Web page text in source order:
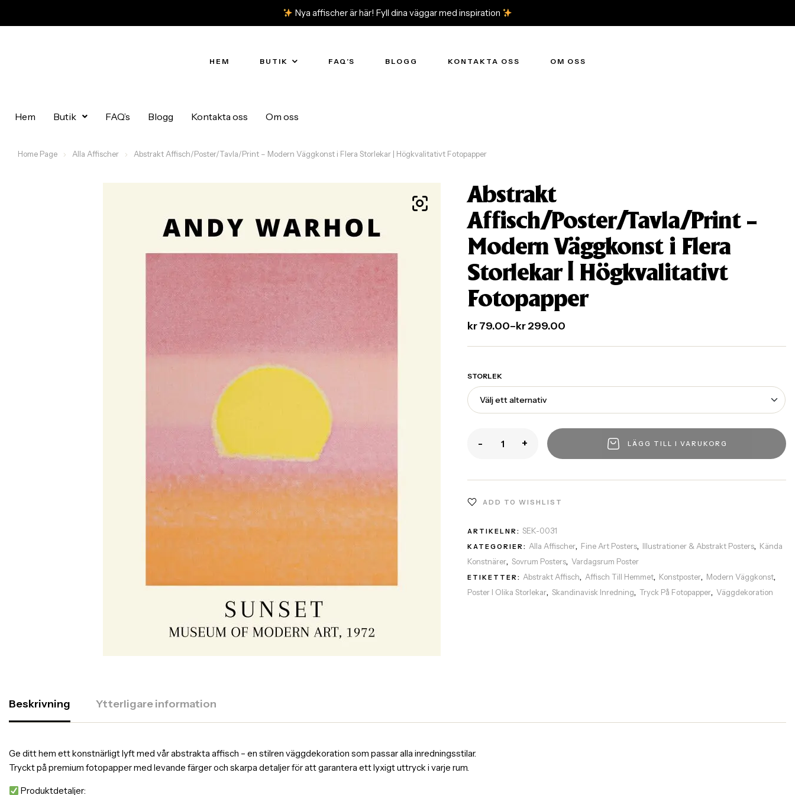
Nya affischer är här! Fyll dina väggar med inspiration
HEM BUTIK FAQ’S BLOGG KONTAKTA OSS OM OSS
Hem Butik FAQ’s Blogg Kontakta oss Om oss
Home Page Alla Affischer Abstrakt Affisch/Poster/Tavla/Print – Modern Väggkonst i Flera Storlekar | Högkvalitativt Fotopapper
Abstrakt
Affisch/Poster/Tavla/Print –
Modern Väggkonst i Flera
Storlekar | Högkvalitativt
Fotopapper
kr79.00–kr299.00
STORLEK
- + LÄGG TILL I VARUKORG
ADD TO WISHLIST
ARTIKELNR:SEK-0031
KATEGORIER:Alla Affischer, Fine Art Posters, Illustrationer & Abstrakt Posters, Kända
Konstnärer,Sovrum Posters, Vardagsrum Poster
ETIKETTER:Abstrakt Affisch,Affisch Till Hemmet, Konstposter, Modern Väggkonst,
Poster I Olika Storlekar,Skandinavisk Inredning, Tryck På Fotopapper, Väggdekoration
Beskrivning Ytterligare information
Ge ditt hem ett konstnärligt lyft med vår abstrakta affisch – en stilren väggdekoration som passar alla inredningsstilar.
Tryckt på premium fotopapper med levande färger och skarpa detaljer för att garantera ett lyxigt uttryck i varje rum.
Produktdetaljer: